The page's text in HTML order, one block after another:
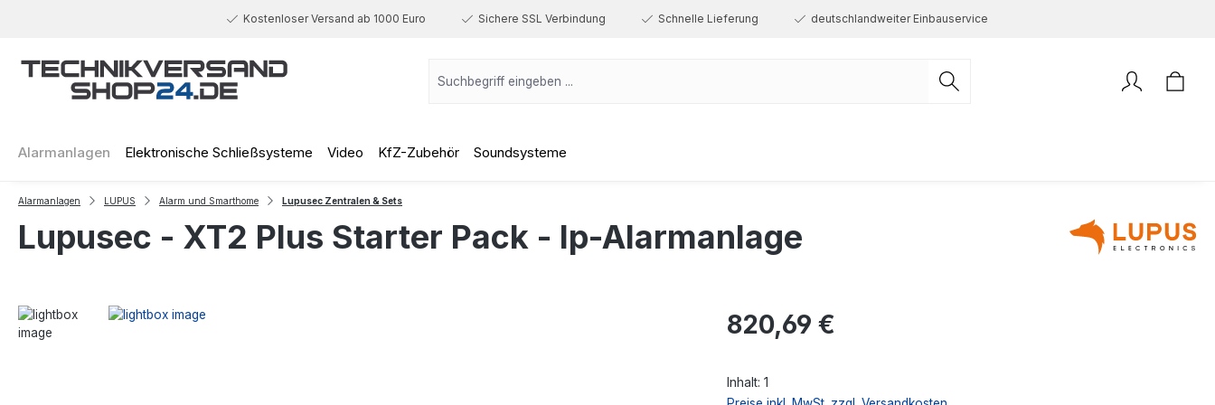
Kostenloser Versand ab 1000 Euro Sichere SSL Verbindung Schnelle Lieferung deutschlandweiter Einbauservice
Alarmanlagen Elektronische Schließsysteme Video KfZ-Zubehör Soundsysteme
Alarmanlagen LUPUS Alarm und Smarthome Lupusec Zentralen & Sets
Lupusec - XT2 Plus Starter Pack - Ip-Alarmanlage
Regulärer Preis:
820,69 €
Inhalt: 1